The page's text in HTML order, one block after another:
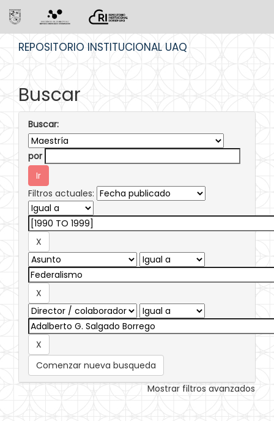
REPOSITORIO INSTITUCIONAL UAQ
Buscar
Buscar:
por
Filtros actuales:
Comenzar nueva busqueda
Mostrar filtros avanzados